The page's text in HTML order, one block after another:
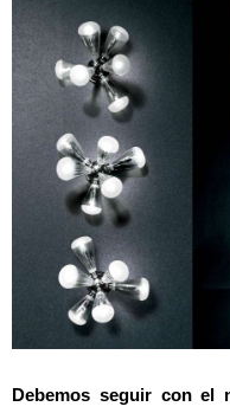
Debemos seguir con el